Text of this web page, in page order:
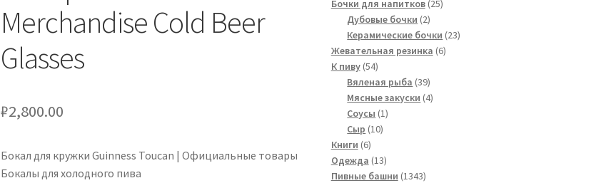
Merchandise Cold Beer
Glasses
₽2,800.00
Бокал для кружки Guinness Toucan | Официальные товары
Бокалы для холодного пива
Бочки для напитков 2525
Дубовые бочки 22
товара
Керамические бочки 2323
Жевательная резинка 66
К пиву 5454
товара
Вяленая рыба 3939
товаров
Мясные закуски 44
Соусы 11
Сыр 1010
Книги 66
товаров
Одежда 1313
товаров
Пивные башни 13431343